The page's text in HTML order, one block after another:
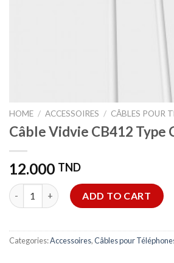
HOME / ACCESSOIRES / CÂBLES POUR
Câble Vidvie CB412 Type
12.000 TND
Câble Vidvie CB412 Type C quantity
ADD TO CART
Categories:Accessoires,Câbles pour